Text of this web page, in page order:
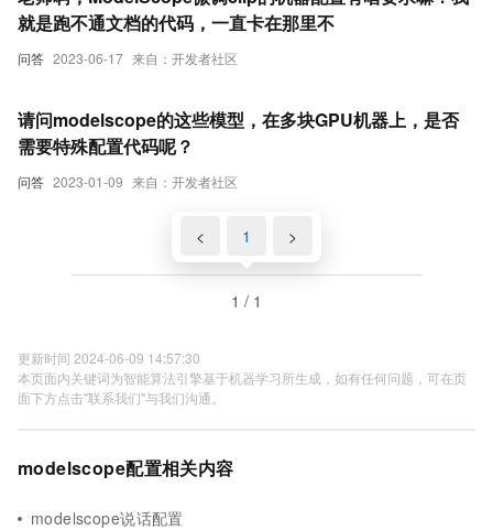
问答 2023-06-17 来自：开发者社区
就是跑不通文档的代码，一直卡在那里不
问答 2023-01-09 来自：开发者社区
请问modelscope的这些模型，在多块GPU机器上，是否
需要特殊配置代码呢？
< 1 >
1 / 1
更新时间 2024-06-09 14:57:30
本页面内关键词为智能算法引擎基于机器学习所生成，如有任何问题，可在页
面下方点击"联系我们"与我们沟通。
modelscope配置相关内容
modelscope说话配置